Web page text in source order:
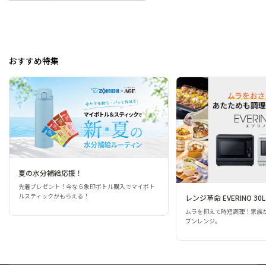
おすすめ特集
夏の水分補給応援！
先着プレゼント！今なら象印ボトル購入でマイボト
ルスティックがもらえる！
レンジ革命 EVERINO 30L
ムラを抑えて時短調理！家族
ブンレンジ。